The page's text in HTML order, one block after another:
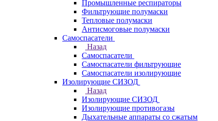
Промышленные респираторы
Фильтрующие полумаски
Тепловые полумаски
Антисмоговые полумаски
Самоспасатели
Назад
Самоспасатели
Самоспасатели фильтрующие
Самоспасатели изолирующие
Изолирующие СИЗОД
Назад
Изолирующие СИЗОД
Изолирующие противогазы
Дыхательные аппараты со сжатым